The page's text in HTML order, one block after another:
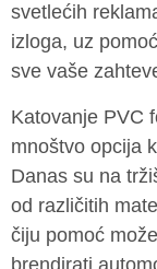
svetlećih
izloga, uz
sve vaše
Katovanje PVC
mnoštvo opcija
Danas su na
od različitih
čiju pomoć
brendirati